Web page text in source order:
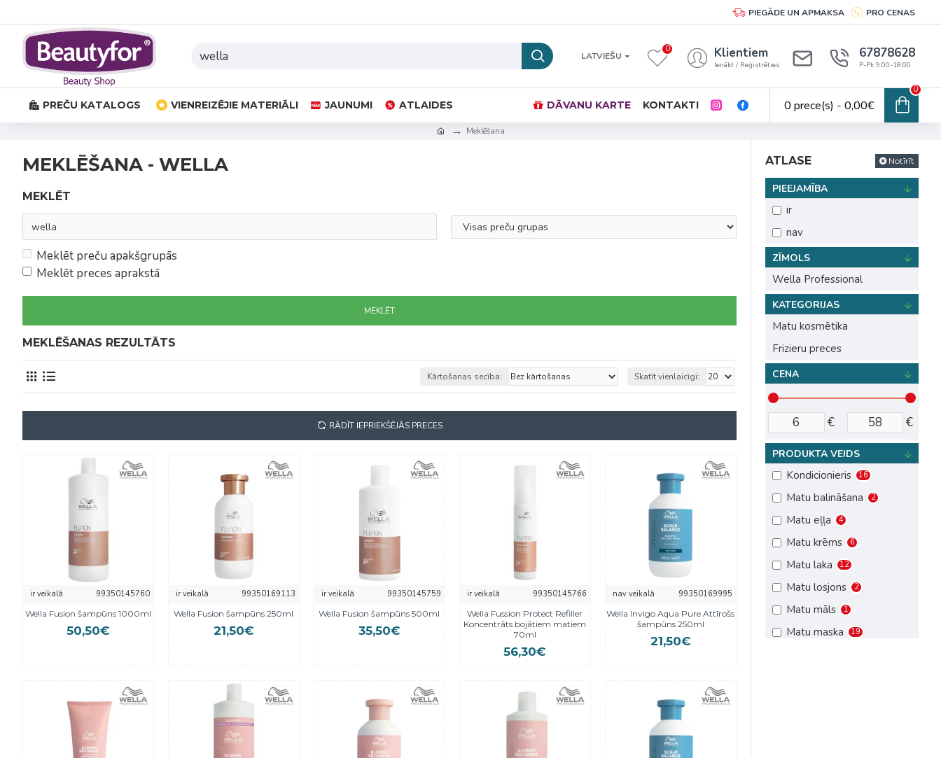
PIEGĀDE UN APMAKSA PRO CENAS
LATVIEŠU
0 Klientiem
Ienākt / Reģistrēties
67878628
P-Pk 9:00-18:00
PREČU KATALOGS VIENREIZĒJIE MATERIĀLI JAUNUMI ATLAIDES DĀVANU KARTE KONTAKTI 0 prece(s) - 0,00€
0
Meklēšana
MEKLĒŠANA - WELLA
MEKLĒT
Meklēt preču apakšgrupās
Meklēt preces aprakstā
MEKLĒT
MEKLĒŠANAS REZULTĀTS
Kārtošanas secība: Skatīt vienlaicīgi:
RĀDĪT IEPRIEKŠĒJĀS PRECES
ir veikalā
99350145760
Wella Fusion šampūns 1000ml
50,50€
ir veikalā
99350169113
Wella Fusion šampūns 250ml
21,50€
ir veikalā
99350145759
Wella Fusion šampūns 500ml
35,50€
ir veikalā
99350145766
Wella Fussion Protect Refiller
Koncentrāts bojātiem matiem
70ml
56,30€
nav veikalā
99350169995
Wella Invigo Aqua Pure Attīrošs
šampūns 250ml
21,50€
ATLASE Notīrīt
CENA
€ €
KATEGORIJAS
Matu kosmētika
Frizieru preces
ZĪMOLS
Wella Professional
PRODUKTA VEIDS
Kondicionieris 16
Matu balināšana 2
Matu eļļa 4
Matu krēms 6
Matu laka 12
Matu losjons 2
Matu māls 1
Matu maska 19
PIEEJAMĪBA
ir
nav